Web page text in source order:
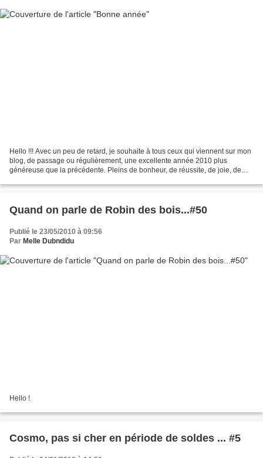
Hello !!! Avec un peu de retard, je souhaite à tous ceux qui viennent sur mon
blog, de passage ou régulièrement, une excellente année 2010 plus
généreuse que la précédente. Pleins de bonheur, de réussite, de joie, de
Quand on parle de Robin des bois...#50
Publié le 23/05/2010 à 09:56
Par Melle Dubndidu
Hello !
Cosmo, pas si cher en période de soldes ... #5